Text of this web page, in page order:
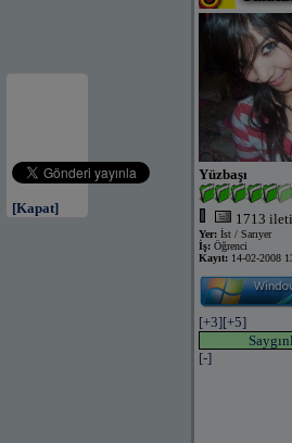
[Kapat]
Yüzbaşı
1713 ileti
Yer: İst / Sarıyer
İş: Öğrenci
Kayıt: 14-02-2008
[+3][+5]
[-]